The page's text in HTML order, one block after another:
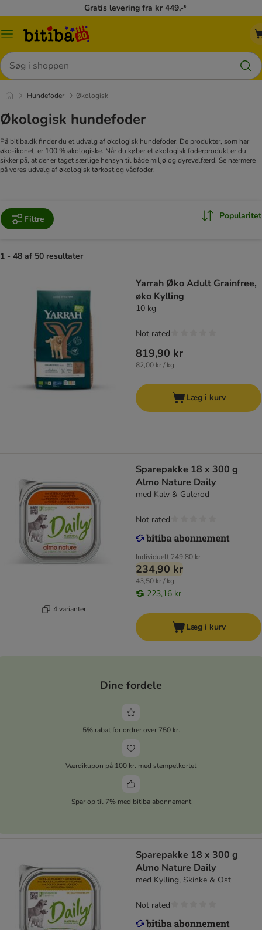
Gratis levering fra kr 449,-*
Menu
Søg
Hundefoder Økologisk
Økologisk hundefoder
På bitiba.dk finder du et udvalg af økologisk hundefoder. De produkter, som har
øko-ikonet, er 100 % økologiske. Når du køber et økologisk foderprodukt er du
sikker på, at der er taget særlige hensyn til både miljø og dyrevelfærd. Se nærmere
på vores udvalg af økologisk tørkost og vådfoder.
Filtre Popularitet
1 - 48 af 50 resultater
Yarrah Øko Adult Grainfree,
øko Kylling
10 kg
819,90 kr
82,00 kr / kg
Not rated
Læg i kurv
4 varianter
Sparepakke 18 x 300 g
Almo Nature Daily
med Kalv & Gulerod
Individuelt 249,80 kr
234,90 kr
43,50 kr / kg
223,16 kr
Not rated
Læg i kurv
Dine fordele
5% rabat for ordrer over 750 kr.
Værdikupon på 100 kr. med stempelkortet
Spar op til 7% med bitiba abonnement
Sparepakke 18 x 300 g
Almo Nature Daily
med Kylling, Skinke & Ost
Not rated